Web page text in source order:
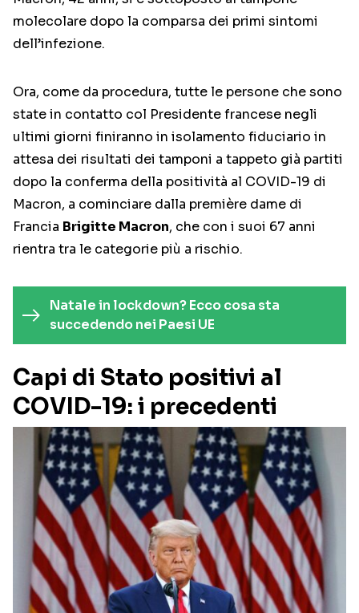
molecolare dopo la comparsa dei primi sintomi
dell’infezione.
Ora, come da procedura, tutte le persone che sono
state in contatto col Presidente francese negli
ultimi giorni finiranno in isolamento fiduciario in
attesa dei risultati dei tamponi a tappeto già partiti
dopo la conferma della positività al COVID-19 di
Macron, a cominciare dalla première dame di
Francia Brigitte Macron, che con i suoi 67 anni
rientra tra le categorie più a rischio.
Natale in lockdown? Ecco cosa sta
succedendo nei Paesi UE
Capi di Stato positivi al
COVID-19: i precedenti